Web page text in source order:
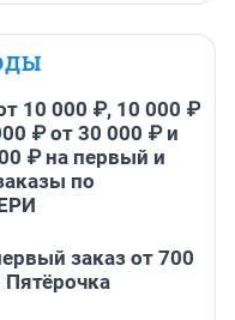
10 000 ₽, 10 000 ₽
₽ от 30 000 ₽ и
₽ на первый и
по
заказ от 700